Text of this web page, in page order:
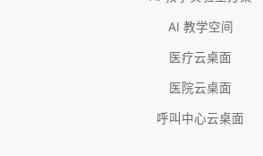
AI 教学空间
医疗云桌面
医院云桌面
呼叫中心云桌面